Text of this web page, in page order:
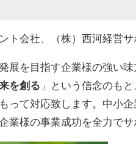
ト会社、（株）西河経営
展を目指す企業様の強い味
を創る 」という信念のも
って対応致します。中小
業様の事業成功を全力でサ